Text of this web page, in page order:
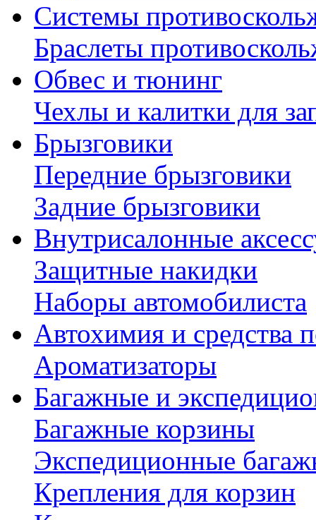
Системы
Браслеты
Обвес и тюнинг
Чехлы и калитки для
Брызговики
Передние брызговики
Задние брызговики
Внутрисалонные
Защитные накидки
Наборы автомобилиста
Автохимия и средства
Ароматизаторы
Багажные и
Багажные корзины
Экспедиционные
Крепления для корзин